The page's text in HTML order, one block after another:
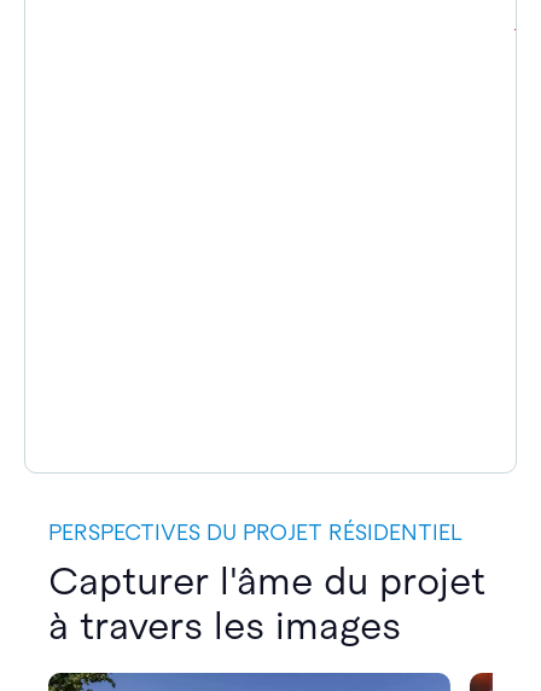
PERSPECTIVES DU PROJET RÉSIDENTIEL
Capturer l'âme du projet
à travers les images